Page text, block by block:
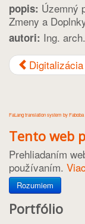
popis: Územný
Zmeny a
autori: Ing.
FaLang translation system by Faboba
Tento web
Prehliadaním
používaním.
Rozumiem
Portfólio